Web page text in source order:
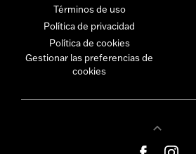
Términos de uso
Política de privacidad
Política de cookies
Gestionar las preferencias de
cookies